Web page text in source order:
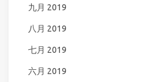
九月 2019
八月 2019
七月 2019
六月 2019